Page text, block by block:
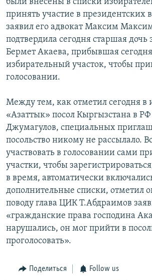
принять участие в президентских
заявил его адвокат Максим
подтвердила сегодня старшая дочь
Бермет Акаева, прибывшая
избирательный участок, чтобы
голосовании.
Между тем, как отметил сегодня в
«Азаттык» посол Кыргызстана в
Джумагулов, специальных
посольство никому не рассылало.
участвовать в голосовании сами
участки, чтобы
в время, автоматически
дополнительные списки, отметил
поводу глава ЦИК Т.Абдраимов
«гражданские права господина
нарушались, он мог прийти в
проголосовать».
Поделиться Follow us